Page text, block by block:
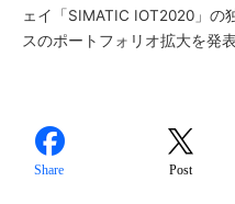
ェイ「SIMATIC IOT2020」の
スのポートフォリオ拡大を発表
Share Post